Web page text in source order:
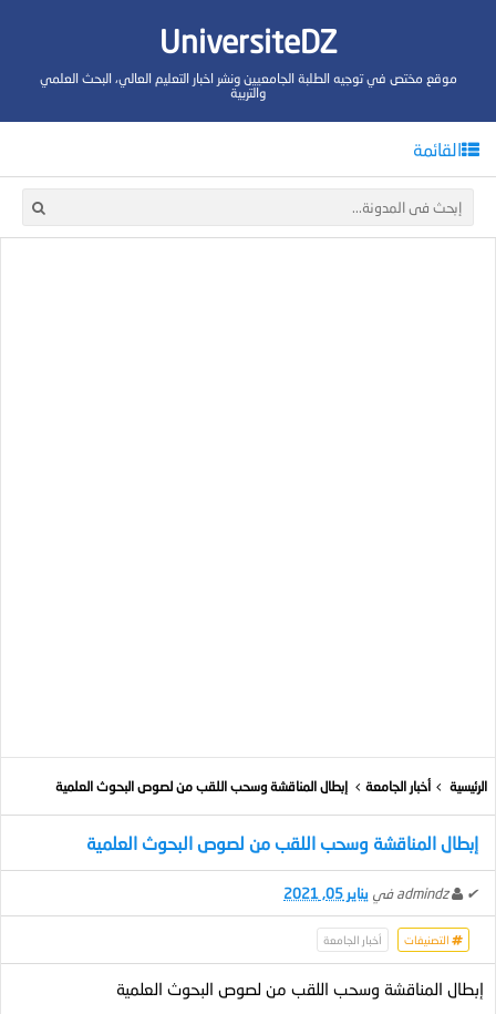
UniversiteDZ
موقع مختص في توجيه الطلبة الجامعيين ونشر اخبار التعليم العالي، البحث العلمي
والتربية
القائمة
الرئيسية أخبار الجامعة إبطال المناقشة وسحب اللقب من لصوص البحوث العلمية
إبطال المناقشة وسحب اللقب من لصوص البحوث العلمية
✔
admindz في يناير 05, 2021
التصنيفات أخبار الجامعة
إبطال المناقشة وسحب اللقب من لصوص البحوث العلمية